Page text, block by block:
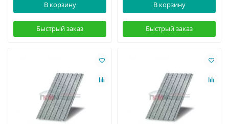
В корзину
Быстрый заказ
В корзину
Быстрый заказ